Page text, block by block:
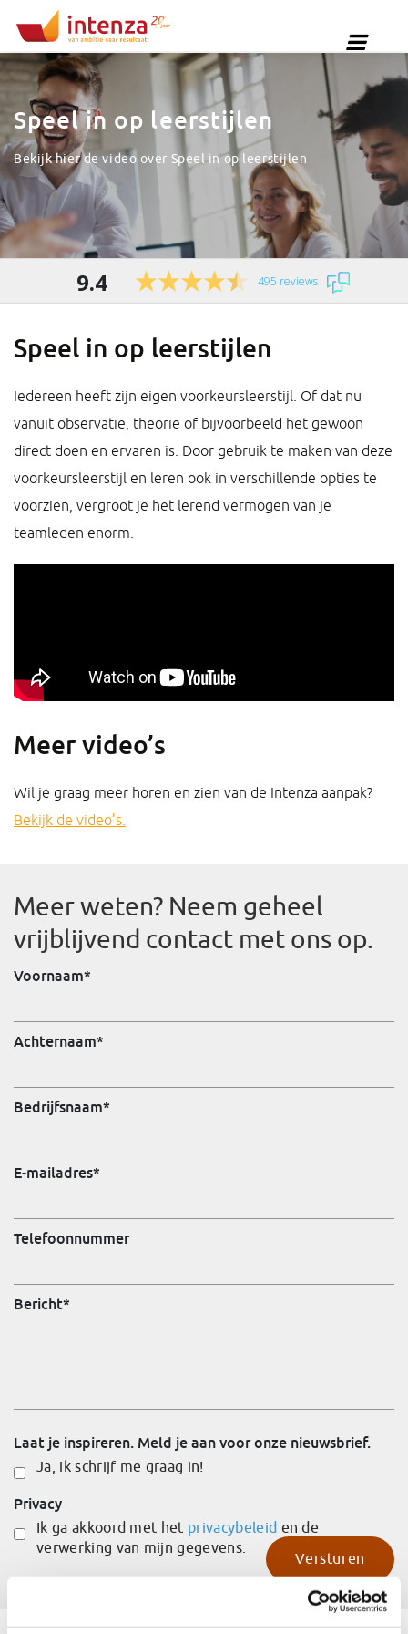
Speel in op leerstijlen
Bekijk hier de video over Speel in op leerstijlen
9.4 495 reviews
Speel in op leerstijlen
Iedereen heeft zijn eigen voorkeursleerstijl. Of dat nu
vanuit observatie, theorie of bijvoorbeeld het gewoon
direct doen en ervaren is. Door gebruik te maken van deze
voorkeursleerstijl en leren ook in verschillende opties te
voorzien, vergroot je het lerend vermogen van je
teamleden enorm.
Meer video’s
Wil je graag meer horen en zien van de Intenza aanpak?
Bekijk de video’s.
Meer weten? Neem geheel
vrijblijvend contact met ons op.
Voornaam*
Achternaam*
Bedrijfsnaam*
E-mailadres*
Telefoonnummer
Bericht*
Laat je inspireren. Meld je aan voor onze nieuwsbrief.
Ja, ik schrijf me graag in!
Privacy
Ik ga akkoord met het privacybeleid en de
verwerking van mijn gegevens.